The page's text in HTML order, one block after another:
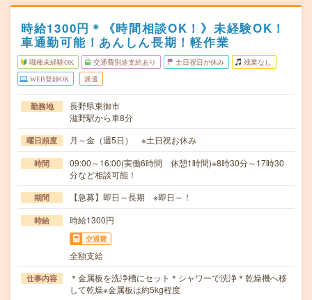
時給1300円＊《時間相談OK！》未経験OK！
車通勤可能！あんしん長期！軽作業
職種未経験OK 交通費別途支給あり 土日祝日が休み 残業なし
WEB登録OK 派遣
勤務地
長野県東御市
滋野駅から車8分
曜日頻度 月～金（週5日） ※土日祝お休み
時間
09:00～16:00(実働6時間 休憩1時間)※8時30分～17時30
分など相談可能！
期間 【急募】即日～長期 ※即日～！
時給 時給1300円
交通費
全額支給
仕事内容
＊金属板を洗浄槽にセット＊シャワーで洗浄＊乾燥機へ移
して乾燥※金属板は約5kg程度